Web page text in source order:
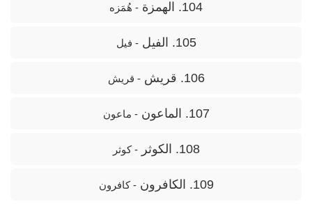
104. الهمزة - هُمَزه
105. الفيل - فیل
106. قريش - قریش
107. الماعون - ماعون
108. الكوثر - کوثر
109. الكافرون - کافرون